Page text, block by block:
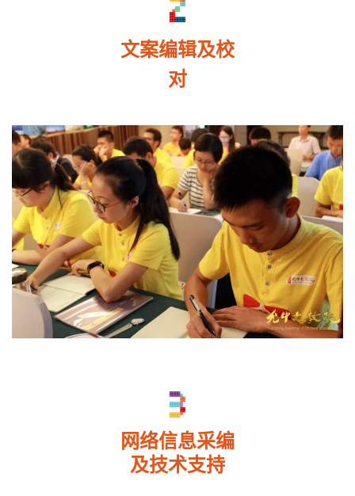
文案编辑及校
对
网络信息采编
及技术支持